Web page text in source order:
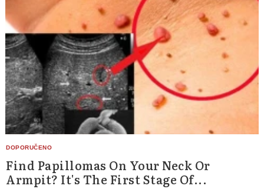
Find Papillomas On Your Neck Or
Armpit? It's The First Stage Of...